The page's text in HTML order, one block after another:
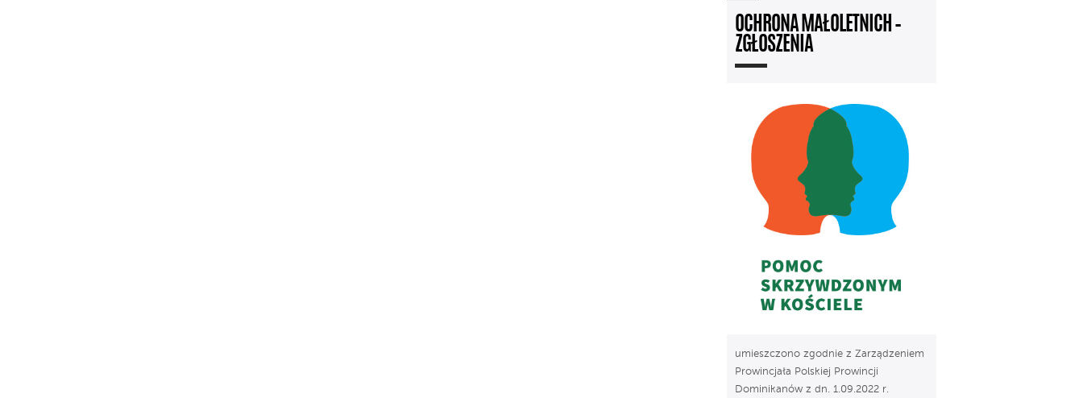
OCHRONA MAŁOLETNICH –
ZGŁOSZENIA
umieszczono zgodnie z Zarządzeniem
Prowincjała Polskiej Prowincji
Dominikanów z dn. 1.09.2022 r.